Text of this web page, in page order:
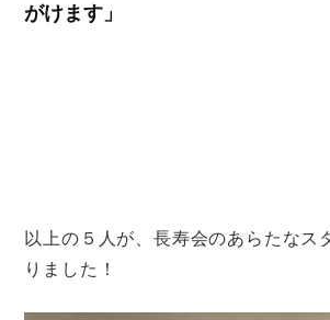
がけます」
以上の５人が、長寿会のあらたなス
りました！